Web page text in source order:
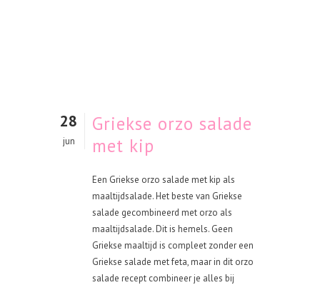
28
jun
Griekse orzo salade
met kip
Een Griekse orzo salade met kip als
maaltijdsalade. Het beste van Griekse
salade gecombineerd met orzo als
maaltijdsalade. Dit is hemels. Geen
Griekse maaltijd is compleet zonder een
Griekse salade met feta, maar in dit orzo
salade recept combineer je alles bij